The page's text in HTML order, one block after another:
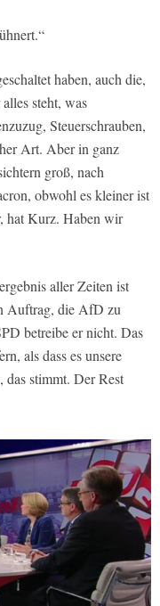
haben, auch die,
steht, was
Steuerschrauben,
Art. Aber in ganz
groß, nach
obwohl es kleiner ist
hat Kurz. Haben wir
aller Zeiten ist
Auftrag, die AfD zu
betreibe er nicht. Das
als dass es unsere
das stimmt. Der Rest